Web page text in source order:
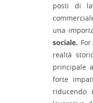
posti di
una
sociale.
realtà
principale
forte
riducendo